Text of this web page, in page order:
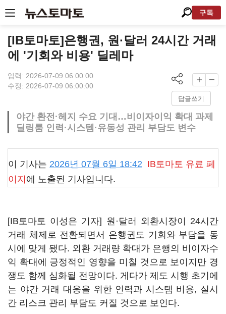
구독
[IB토마토]은행권, 원·달러 24시간 거래
에 '기회와 비용' 딜레마
입력: 2026-07-09 06:00:00
수정: 2026-07-09 06:00:00
답글쓰기
야간 환전·헤지 수요 기대…비이자이익 확대 과제
딜링룸 인력·시스템·유동성 관리 부담도 변수
이 기사는 2026년 07월 6일 18:42 IB토마토 유료 페
이지 에 노출된 기사입니다.
[IB토마토 이성은 기자] 원·달러 외환시장이 24시간
거래 체제로 전환되면서 은행권도 기회와 부담을 동
시에 맞게 됐다. 외환 거래량 확대가 은행의 비이자수
익 확대에 긍정적인 영향을 미칠 것으로 보이지만 경
쟁도 함께 심화될 전망이다. 게다가 제도 시행 초기에
는 야간 거래 대응을 위한 인력과 시스템 비용, 실시
간 리스크 관리 부담도 커질 것으로 보인다.